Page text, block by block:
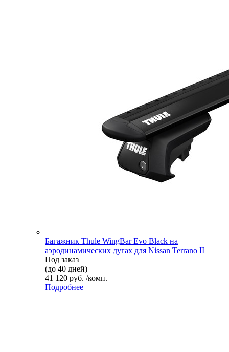
Багажник Thule WingBar Evo Black на
аэродинамических дугах для Nissan Terrano II
Под заказ
(до 40 дней)
41 120 руб. /комп.
Подробнее